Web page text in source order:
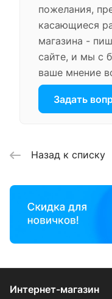
пожелания,
касающиеся
магазина -
сайте, и мы с
ваше мнение
Задать
Назад к списку
Интернет-магазин